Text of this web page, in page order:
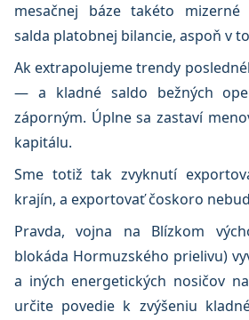
mesačnej báze takéto
salda platobnej bilancie, aspoň v
Ak extrapolujeme trendy
— a kladné saldo bežných
záporným. Úplne sa zastaví
kapitálu.
Sme totiž tak zvyknutí
krajín, a exportovať čoskoro
Pravda, vojna na Blízkom
blokáda Hormuzského prielivu)
a iných energetických nosičov
určite povedie k zvýšeniu